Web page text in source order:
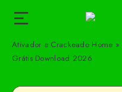
Ativador e Crackeado Home »
Grátis Download 2026